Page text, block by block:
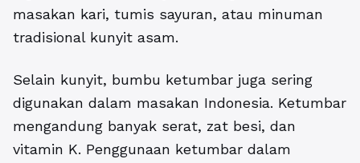
masakan kari, tumis sayuran, atau minuman
tradisional kunyit asam.
Selain kunyit, bumbu ketumbar juga sering
digunakan dalam masakan Indonesia. Ketumbar
mengandung banyak serat, zat besi, dan
vitamin K. Penggunaan ketumbar dalam